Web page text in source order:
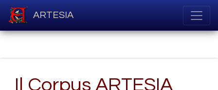
ARTESIA
Il Corpus ARTESIA